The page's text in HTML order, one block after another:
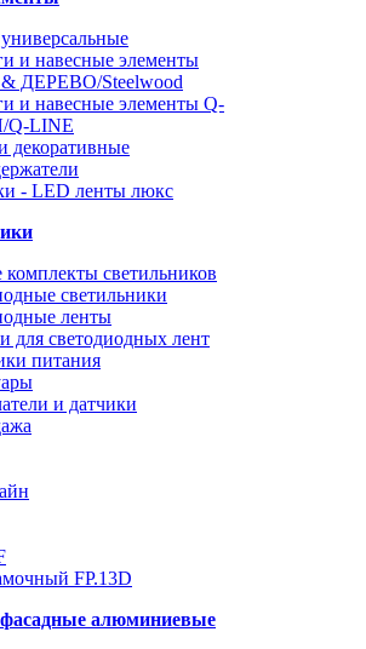
и навесные элементы
ДЕРЕВО/Steelwood
и навесные элементы Q-
LINE
декоративные
комплекты светильников
светильники
ленты
для светодиодных лент
питания
и датчики
алюминиевые